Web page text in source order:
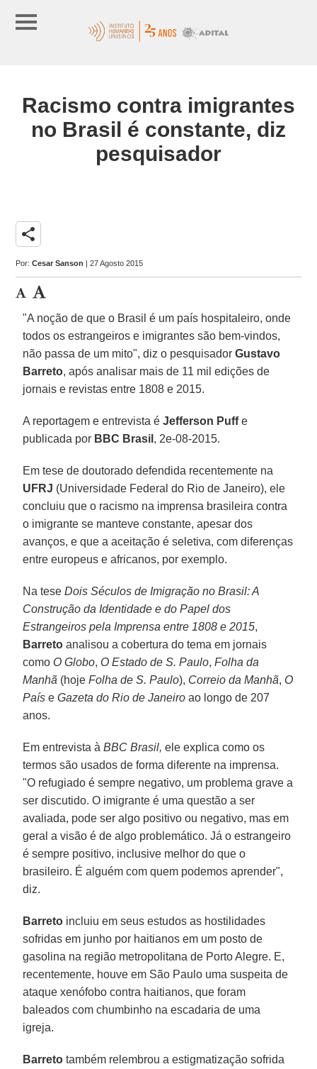
Racismo contra imigrantes
no Brasil é constante, diz
pesquisador
share
Por:Cesar Sanson | 27 Agosto 2015
"A noção de que o Brasil é um país hospitaleiro, onde
todos os estrangeiros e imigrantes são bem-vindos,
não passa de um mito", diz o pesquisadorGustavo
Barreto, após analisar mais de 11 mil edições de
jornais e revistas entre 1808 e 2015.
A reportagem e entrevista éJefferson Puff e
publicada por BBC Brasil , 2e-08-2015.
Em tese de doutorado defendida recentemente na
UFRJ (Universidade Federal do Rio de Janeiro), ele
concluiu que o racismo na imprensa brasileira contra
o imigrante se manteve constante, apesar dos
avanços, e que a aceitação é seletiva, com diferenças
entre europeus e africanos, por exemplo.
Na teseDois Séculos de Imigração no Brasil: A
Construção da Identidade e do Papel dos
Estrangeiros pela Imprensa entre 1808 e 2015,
Barreto analisou a cobertura do tema em jornais
como O Globo, O Estado de S. Paulo,Folha da
Manhã (hojeFolha de S. Paulo), Correio da Manhã, O
País eGazeta do Rio de Janeiro ao longo de 207
anos.
Em entrevista àBBC Brasil, ele explica como os
termos são usados de forma diferente na imprensa.
"O refugiado é sempre negativo, um problema grave a
ser discutido. O imigrante é uma questão a ser
avaliada, pode ser algo positivo ou negativo, mas em
geral a visão é de algo problemático. Já o estrangeiro
é sempre positivo, inclusive melhor do que o
brasileiro. É alguém com quem podemos aprender",
diz.
Barreto incluiu em seus estudos as hostilidades
sofridas em junho por haitianos em um posto de
gasolina na região metropolitana de Porto Alegre. E,
recentemente, houve em São Paulo uma suspeita de
ataque xenófobo contra haitianos, que foram
baleados com chumbinho na escadaria de uma
igreja.
Barreto também relembrou a estigmatização sofrida